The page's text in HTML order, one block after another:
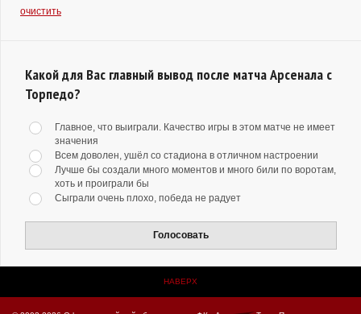
очистить
Какой для Вас главный вывод после матча Арсенала с
Торпедо?
Главное, что выиграли. Качество игры в этом матче не имеет
значения
Всем доволен, ушёл со стадиона в отличном настроении
Лучше бы создали много моментов и много били по воротам,
хоть и проиграли бы
Сыграли очень плохо, победа не радует
Голосовать
НАВЕРХ